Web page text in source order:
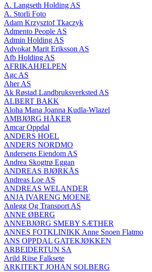
A. Langseth Holding AS
A. Storli Foto
Adam Krzysztof Tkaczyk
Admento People AS
Admin Holding AS
Advokat Marit Eriksson AS
Afb Holding AS
AFRIKAHJELPEN
Agc AS
Aher AS
Ak Røstad Landbruksverksted AS
ALBERT BAKK
Aloha Mana Joanna Kudla-Wlazel
AMBJØRG HÅKER
Amcar Oppdal
ANDERS HOEL
ANDERS NORDMO
Andersens Eiendom AS
Andrea Skogtrø Eggan
ANDREAS BJØRKÅS
Andreas Loe AS
ANDREAS WELANDER
ANJA IVARENG MOENE
Anlegg Og Transport AS
ANNE ØBERG
ANNEBJØRG SMEBY SÆTHER
ANNES FOTKLINIKK Anne Snoen Flatmo
ANS OPPDAL GATEKJØKKEN
ARBEIDERTUN SA
Arild Riise Falksete
ARKITEKT JOHAN SOLBERG